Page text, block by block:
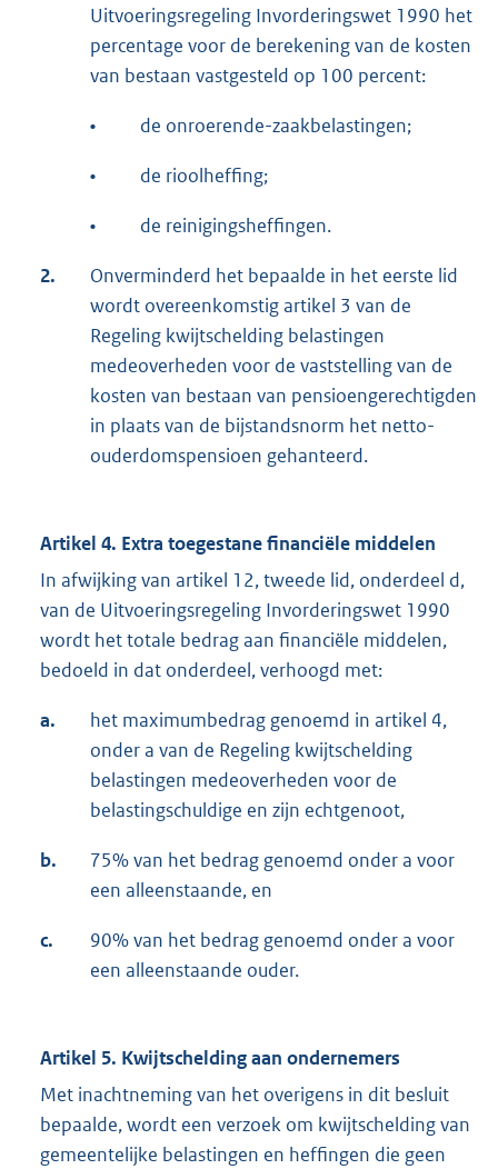
Uitvoeringsregeling Invorderingswet 1990 het
percentage voor de berekening van de kosten
van bestaan vastgesteld op 100 percent:
• de onroerende-zaakbelastingen;
• de rioolheffing;
• de reinigingsheffingen.
2.
Onverminderd het bepaalde in het eerste lid
wordt overeenkomstig artikel 3 van de
Regeling kwijtschelding belastingen
medeoverheden voor de vaststelling van de
kosten van bestaan van pensioengerechtigden
in plaats van de bijstandsnorm het netto-
ouderdomspensioen gehanteerd.
Artikel 4. Extra toegestane financiële middelen
In afwijking van artikel 12, tweede lid, onderdeel d,
van de Uitvoeringsregeling Invorderingswet 1990
wordt het totale bedrag aan financiële middelen,
bedoeld in dat onderdeel, verhoogd met:
a.
het maximumbedrag genoemd in artikel 4,
onder a van de Regeling kwijtschelding
belastingen medeoverheden voor de
belastingschuldige en zijn echtgenoot,
b.
75% van het bedrag genoemd onder a voor
een alleenstaande, en
c.
90% van het bedrag genoemd onder a voor
een alleenstaande ouder.
Artikel 5. Kwijtschelding aan ondernemers
Met inachtneming van het overigens in dit besluit
bepaalde, wordt een verzoek om kwijtschelding van
gemeentelijke belastingen en heffingen die geen